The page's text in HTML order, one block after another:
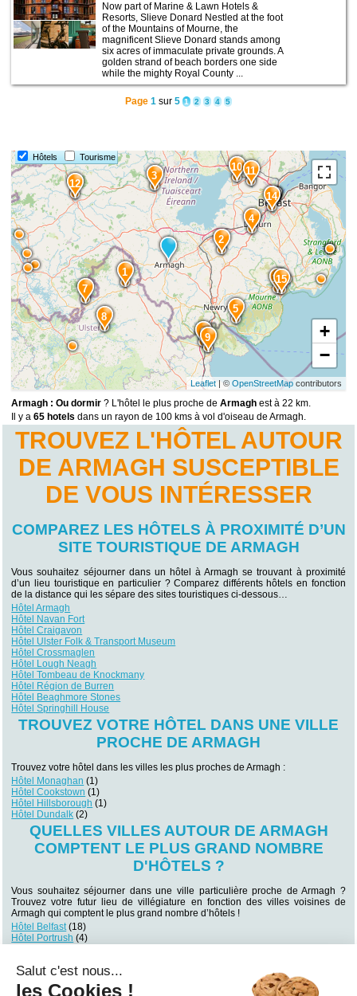
Now part of Marine & Lawn Hotels &
Resorts, Slieve Donard Nestled at the foot
of the Mountains of Mourne, the
magnificent Slieve Donard stands among
six acres of immaculate private grounds. A
golden strand of beach borders one side
while the mighty Royal County ...
Page 1 sur 5 1 2 3 4 5
Hôtels Tourisme
15
14
13
12
11
10
9
8
7
6
5
4
3
2
1
+
−
Leaflet| © OpenStreetMapcontributors
Armagh : Ou dormir ? L'hôtel le plus proche deArmagh est à 22 km.
Il y a65 hotels dans un rayon de 100 kms à vol d'oiseau de Armagh.
TROUVEZ L'HÔTEL AUTOUR
DE ARMAGH SUSCEPTIBLE
DE VOUS INTÉRESSER
COMPAREZ LES HÔTELS À PROXIMITÉ D’UN
SITE TOURISTIQUE DE ARMAGH
Vous souhaitez séjourner dans un hôtel à Armagh se trouvant à proximité
d’un lieu touristique en particulier ? Comparez différents hôtels en fonction
de la distance qui les sépare des sites touristiques ci-dessous…
Hôtel Armagh
Hôtel Navan Fort
Hôtel Craigavon
Hôtel Ulster Folk & Transport Museum
Hôtel Crossmaglen
Hôtel Lough Neagh
Hôtel Tombeau de Knockmany
Hôtel Région de Burren
Hôtel Beaghmore Stones
Hôtel Springhill House
TROUVEZ VOTRE HÔTEL DANS UNE VILLE
PROCHE DE ARMAGH
Trouvez votre hôtel dans les villes les plus proches de Armagh :
Hôtel Monaghan (1)
Hôtel Cookstown (1)
Hôtel Hillsborough (1)
Hôtel Dundalk (2)
QUELLES VILLES AUTOUR DE ARMAGH
COMPTENT LE PLUS GRAND NOMBRE
D'HÔTELS ?
Vous souhaitez séjourner dans une ville particulière proche de Armagh ?
Trouvez votre futur lieu de villégiature en fonction des villes voisines de
Armagh qui comptent le plus grand nombre d’hôtels !
Hôtel Belfast(18)
Hôtel Portrush (4)
Hôtel Bushmills (2)
Hôtel Dundalk
(2)
Hôtel Londonderry(1)
Salut c'est nous...
les Cookies !